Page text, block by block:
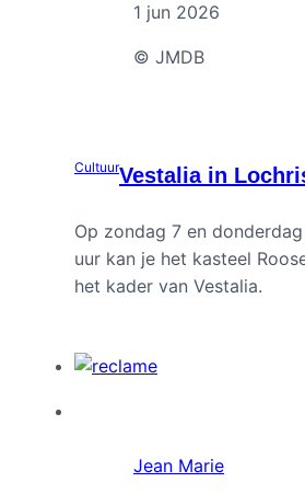
1 jun 2026
© JMDB
CultuurVestalia in
Op zondag 7 en donderdag
uur kan je het kasteel
het kader van Vestalia.
Jean Marie